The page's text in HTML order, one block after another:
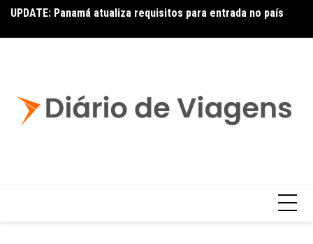
UPDATE: Panamá atualiza requisitos para entrada no país
Copa – Atualização: Política de Alterações e Reembolsos